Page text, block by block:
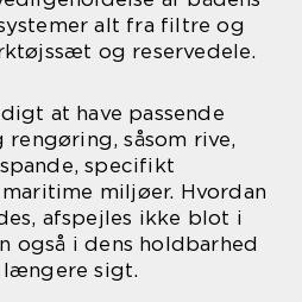
alt fra filtre og
og reservedele.
at have passende
såsom rive,
specifikt
miljøer. Hvordan
afspejles ikke blot i
også i dens holdbarhed
sigt.